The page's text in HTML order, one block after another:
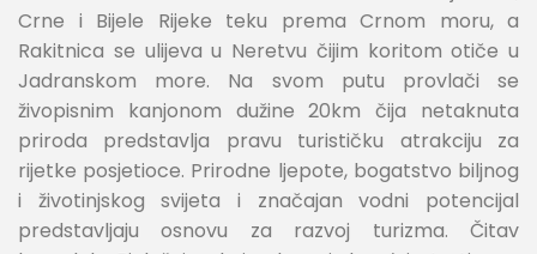
Crne i Bijele Rijeke teku prema Crnom moru, a
Rakitnica se ulijeva u Neretvu čijim koritom otiče u
Jadranskom more. Na svom putu provlači se
živopisnim kanjonom dužine 20km čija netaknuta
priroda predstavlja pravu turističku atrakciju za
rijetke posjetioce. Prirodne ljepote, bogatstvo biljnog
i životinjskog svijeta i značajan vodni potencijal
predstavljaju osnovu za razvoj turizma. Čitav